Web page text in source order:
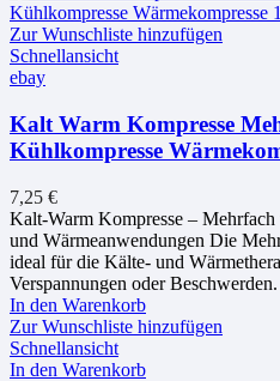
Zur Wunschliste hinzufügen
Schnellansicht
ebay
Kalt Warm Kompresse
Kühlkompresse
7,25 €
Kalt-Warm Kompresse –
und Wärmeanwendungen Die
ideal für die Kälte- und
Verspannungen oder
In den Warenkorb
Zur Wunschliste hinzufügen
Schnellansicht
In den Warenkorb